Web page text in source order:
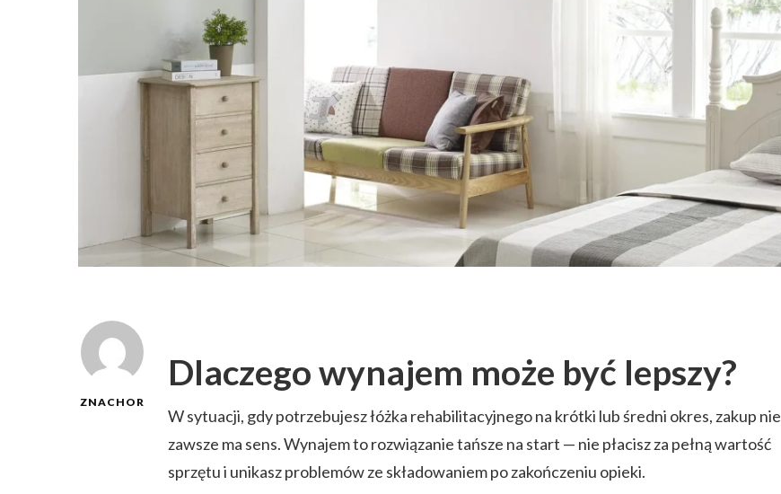
ZNACHOR
Dlaczego wynajem może być lepszy?
W sytuacji, gdy potrzebujesz łóżka rehabilitacyjnego na krótki lub średni okres, zakup nie
zawsze ma sens. Wynajem to rozwiązanie tańsze na start — nie płacisz za pełną wartość
sprzętu i unikasz problemów ze składowaniem po zakończeniu opieki.